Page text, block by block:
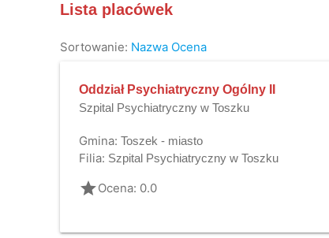
Lista placówek
Sortowanie: Nazwa Ocena
Oddział Psychiatryczny Ogólny II
Szpital Psychiatryczny w Toszku
Gmina: Toszek - miasto
Filia: Szpital Psychiatryczny w Toszku
gradeOcena: 0.0